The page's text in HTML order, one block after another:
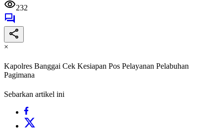
232
×
Kapolres Banggai Cek Kesiapan Pos Pelayanan Pelabuhan
Pagimana
Sebarkan artikel ini